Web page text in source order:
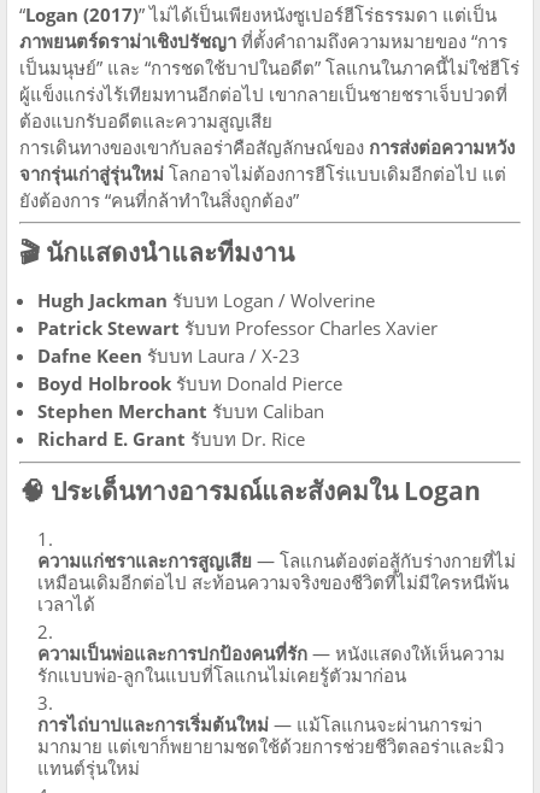
“Logan (2017)” ไม่ได้เป็นเพียงหนังซูเปอร์ฮีโร่ธรรมดา แต่เป็น
ภาพยนตร์ดราม่าเชิงปรัชญา ที่ตั้งคำถามถึงความหมายของ “การ
เป็นมนุษย์” และ “การชดใช้บาปในอดีต” โลแกนในภาคนี้ไม่ใช่ฮีโร่
ผู้แข็งแกร่งไร้เทียมทานอีกต่อไป เขากลายเป็นชายชราเจ็บปวดที่
ต้องแบกรับอดีตและความสูญเสีย
การเดินทางของเขากับลอร่าคือสัญลักษณ์ของ การส่งต่อความหวัง
จากรุ่นเก่าสู่รุ่นใหม่ โลกอาจไม่ต้องการฮีโร่แบบเดิมอีกต่อไป แต่
ยังต้องการ “คนที่กล้าทำในสิ่งถูกต้อง”
🎬 นักแสดงนำและทีมงาน
Hugh Jackman รับบท Logan / Wolverine
Patrick Stewart รับบท Professor Charles Xavier
Dafne Keen รับบท Laura / X-23
Boyd Holbrook รับบท Donald Pierce
Stephen Merchant รับบท Caliban
Richard E. Grant รับบท Dr. Rice
🧠 ประเด็นทางอารมณ์และสังคมใน Logan
ความแก่ชราและการสูญเสีย — โลแกนต้องต่อสู้กับร่างกายที่ไม่
เหมือนเดิมอีกต่อไป สะท้อนความจริงของชีวิตที่ไม่มีใครหนีพ้น
เวลาได้
ความเป็นพ่อและการปกป้องคนที่รัก — หนังแสดงให้เห็นความ
รักแบบพ่อ-ลูกในแบบที่โลแกนไม่เคยรู้ตัวมาก่อน
การไถ่บาปและการเริ่มต้นใหม่ — แม้โลแกนจะผ่านการฆ่า
มากมาย แต่เขาก็พยายามชดใช้ด้วยการช่วยชีวิตลอร่าและมิว
แทนต์รุ่นใหม่